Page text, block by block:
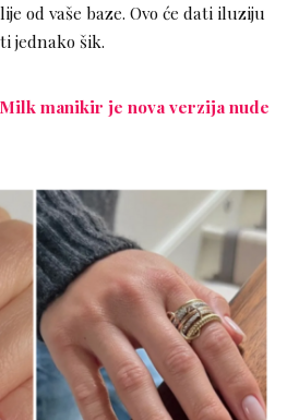
od vaše baze. Ovo će dati iluziju
jednako šik.
manikir je nova verzija nude